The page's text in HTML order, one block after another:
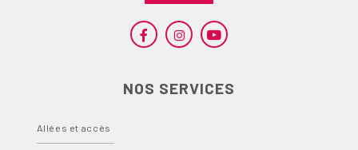
NOS SERVICES
Allées et accès